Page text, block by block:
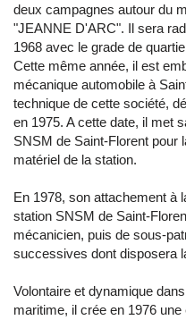
deux campagnes autour du
"JEANNE D'ARC". Il sera
1968 avec le grade de
Cette même année, il est
mécanique automobile à
technique de cette société,
en 1975. A cette date, il met
SNSM de Saint-Florent pour
matériel de la station.
En 1978, son attachement à
station SNSM de Saint-
mécanicien, puis de sous-
successives dont disposera
Volontaire et dynamique
maritime, il crée en 1976